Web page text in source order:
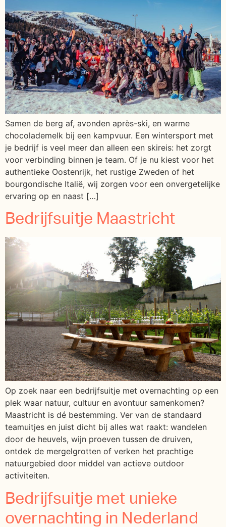
Samen de berg af, avonden après-ski, en warme
chocolademelk bij een kampvuur. Een wintersport met
je bedrijf is veel meer dan alleen een skireis: het zorgt
voor verbinding binnen je team. Of je nu kiest voor het
authentieke Oostenrijk, het rustige Zweden of het
bourgondische Italië, wij zorgen voor een onvergetelijke
ervaring op en naast […]
Bedrijfsuitje Maastricht
Op zoek naar een bedrijfsuitje met overnachting op een
plek waar natuur, cultuur en avontuur samenkomen?
Maastricht is dé bestemming. Ver van de standaard
teamuitjes en juist dicht bij alles wat raakt: wandelen
door de heuvels, wijn proeven tussen de druiven,
ontdek de mergelgrotten of verken het prachtige
natuurgebied door middel van actieve outdoor
activiteiten.
Bedrijfsuitje met unieke
overnachting in Nederland